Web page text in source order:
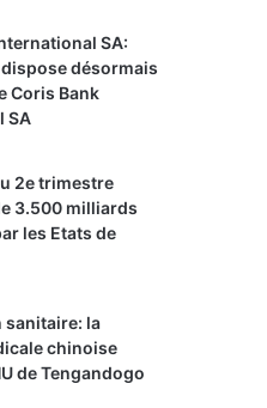
SA:
désormais
Coris Bank
SA
2e trimestre
3.500 milliards
les Etats de
sanitaire: la
chinoise
de Tengandogo